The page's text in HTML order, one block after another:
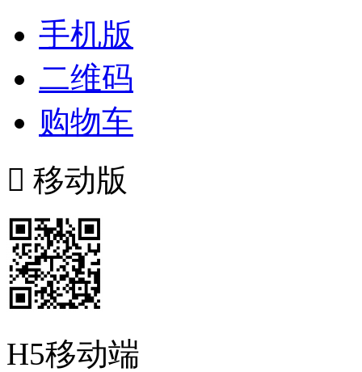
手机版
二维码
购物车
 移动版
H5移动端